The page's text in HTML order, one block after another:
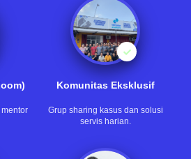
Komunitas Eksklusif
Grup sharing kasus dan solusi
servis harian.